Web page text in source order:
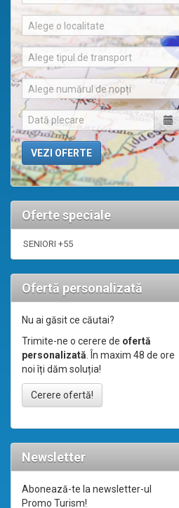
Alege o localitate
Alege tipul de transport
Alege numărul de nopți
Oferte speciale
SENIORI +55
Ofertă personalizată
Nu ai găsit ce căutai?
Trimite-ne o cerere de ofertă
personalizată. În maxim 48 de ore
noi îți dăm soluția!
Cerere ofertă!
Newsletter
Abonează-te la newsletter-ul
Promo Turism!